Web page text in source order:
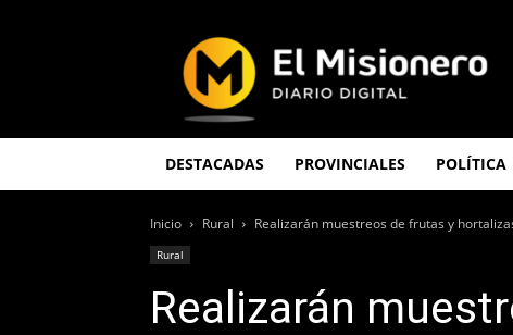
Misionero
DESTACADAS PROVINCIALES POLÍTICA
Inicio Rural Realizarán muestreos de frutas y
Rural
Realizarán